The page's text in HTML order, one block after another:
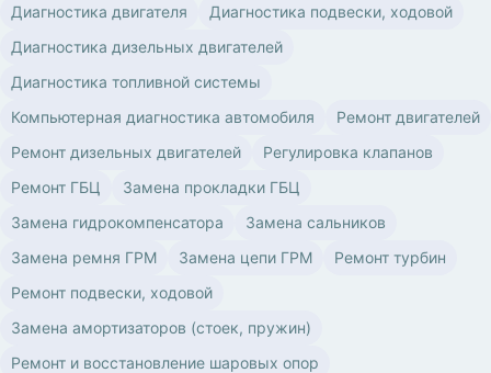
Диагностика двигателя
Диагностика подвески, ходовой
Диагностика дизельных двигателей
Диагностика топливной системы
Компьютерная диагностика автомобиля
Ремонт двигателей
Ремонт дизельных двигателей
Регулировка клапанов
Ремонт ГБЦ
Замена прокладки ГБЦ
Замена гидрокомпенсатора
Замена сальников
Замена ремня ГРМ
Замена цепи ГРМ
Ремонт турбин
Ремонт подвески, ходовой
Замена амортизаторов (стоек, пружин)
Ремонт и восстановление шаровых опор